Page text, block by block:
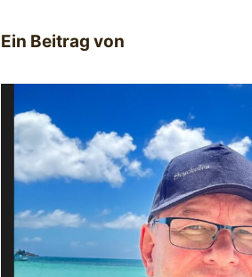
Ein Beitrag von